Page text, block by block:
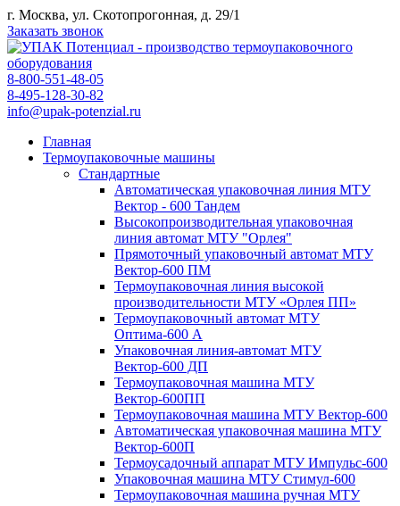
г. Москва, ул. Скотопрогонная, д. 29/1
Заказать звонок
8-800-551-48-05
8-495-128-30-82
info@upak-potenzial.ru
Главная
Термоупаковочные машины
Стандартные
Автоматическая упаковочная линия МТУ
Вектор - 600 Тандем
Высокопроизводительная упаковочная
линия автомат МТУ "Орлея"
Прямоточный упаковочный автомат МТУ
Вектор-600 ПМ
Термоупаковочная линия высокой
производительности МТУ «Орлея ПП»
Термоупаковочный автомат МТУ
Оптима-600 А
Упаковочная линия-автомат МТУ
Вектор-600 ДП
Термоупаковочная машина МТУ
Вектор-600ПП
Термоупаковочная машина МТУ Вектор-600
Автоматическая упаковочная машина МТУ
Вектор-600П
Термоусадочный аппарат МТУ Импульс-600
Упаковочная машина МТУ Стимул-600
Термоупаковочная машина ручная МТУ